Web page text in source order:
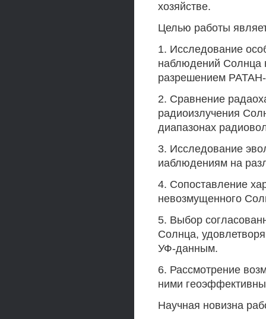
хозяйстве.
Целью работы
1. Исследование
наблюдений Солнца
разрешением
2. Сравнение
радиоизлучения
диапазонах
3. Исследование
иаблюдениям на
4. Сопоставление
невозмущенного
5. Выбор
Солнца,
УФ-данным.
6. Рассмотрение
ними
Научная новизна